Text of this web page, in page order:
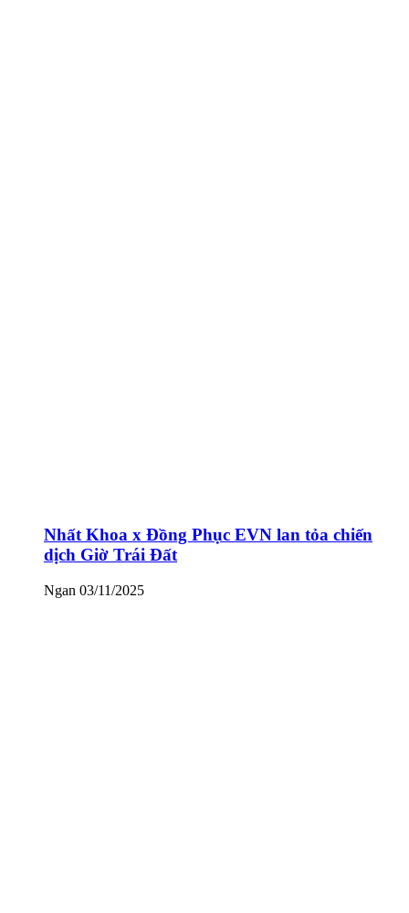
Nhất Khoa x Đồng Phục EVN lan tỏa chiến
dịch Giờ Trái Đất
Ngan 03/11/2025